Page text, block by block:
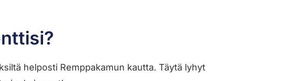
helposti Remppakamun kautta. Täytä lyhyt